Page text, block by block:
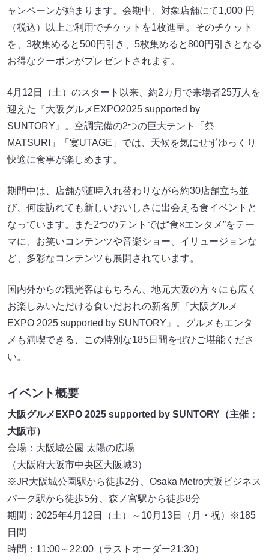
ャンペーンが始まります。会期中、対象店舗にて1,000 円
（税込）以上ご利用でチケットを1枚進呈。そのチケット
を、3枚集めると500円引き、5枚集めると800円引きとなる
お得なクーポンがプレゼントされます。
4月12日（土）のスタート以来、約2カ月で来場者25万人を
迎えた『大阪グルメEXPO2025 supported by
SUNTORY』。空調完備の2つの巨大テント「祭
MATSURI」「宴UTAGE」では、天候を気にせずゆっくり
快適に食事が楽しめます。
期間中は、店舗が随時入れ替わりながら約30店舗立ち並
び、何度訪れても新しいおいしさに出会える食イベントと
なっています。また2つのテントでは“食×エンタメ”をテー
マに、お笑いコンテンツや音楽ショー、イリュージョンな
ど、多彩なコンテンツも展開されています。
国内外からの観光客はもちろん、地元大阪の方々にも広く
お楽しみいただける食いだおれの新名所『大阪グルメ
EXPO 2025 supported by SUNTORY』。グルメもエンタ
メも満喫できる、この特別な185日間をぜひご堪能くださ
い。
イベント概要
大阪グルメEXPO 2025 supported by SUNTORY（主催：
大阪市）
会場：大阪城公園 太陽の広場
（大阪府大阪市中央区大阪城3）
※JR大阪城公園駅から徒歩2分、Osaka Metro大阪ビジネス
パーク駅から徒歩5分、森ノ宮駅から徒歩8分
期間：2025年4月12日（土）～10月13日（月・祝）※185
日間
時間：11:00～22:00（ラストオーダー21:30）